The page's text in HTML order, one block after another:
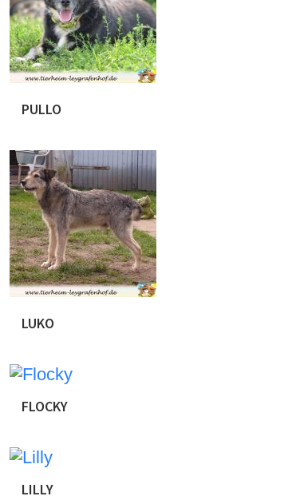
PULLO
genommen. Pullo war lange nur auf
wurde das Ziel aus ihm ein nettes
Sicherheitsgeschirr und […]
LUKO
anderen Hunden und Menschen zu
FLOCKY
jetzt Ansätze das er zwischen durch mal
LILLY